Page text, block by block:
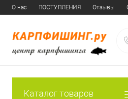
О нас ПОСТУПЛЕНИЯ Отзывы
Каталог товаров